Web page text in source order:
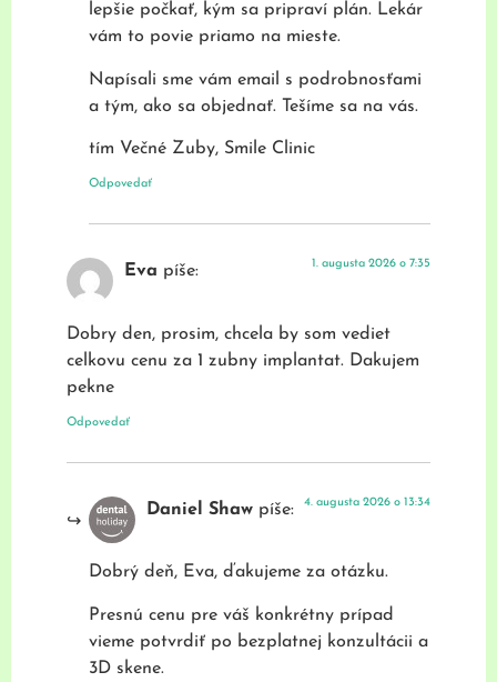
lepšie počkať, kým sa pripraví plán. Lekár
vám to povie priamo na mieste.
Napísali sme vám email s podrobnosťami
a tým, ako sa objednať. Tešíme sa na vás.
tím Večné Zuby, Smile Clinic
Odpovedať
Eva píše: 1. augusta 2026 o 7:35
Dobry den, prosim, chcela by som vediet
celkovu cenu za 1 zubny implantat. Dakujem
pekne
Odpovedať
Daniel Shaw píše: 4. augusta 2026 o 13:34
Dobrý deň, Eva, ďakujeme za otázku.
Presnú cenu pre váš konkrétny prípad
vieme potvrdiť po bezplatnej konzultácii a
3D skene.